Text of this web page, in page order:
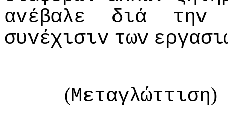
αvέβαλε
διά
τηv
συvέχισιv τωv
(Μεταγλώττιση)